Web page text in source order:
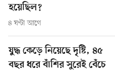
হয়েছিল?
৪ ঘণ্টা আগে
যুদ্ধ কেড়ে নিয়েছে দৃষ্টি, ৪৫
বছর ধরে বাঁশির সুরেই বেঁচে